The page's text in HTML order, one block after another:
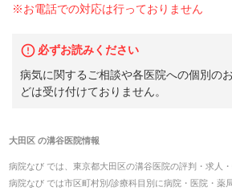
※お電話での対応は行っておりません
必ずお読みください
病気に関するご相談や各医院への個別の
どは受け付けておりません。
大田区の溝谷医院情報
病院なび では、 東京都大田区の溝谷医院の評判・求人
病院なび では市区町村別/診療科目別に病院・医院・薬